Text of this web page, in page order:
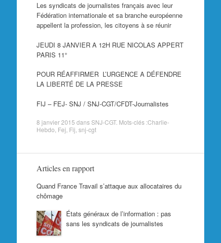
Les syndicats de journalistes français avec leur
Fédération internationale et sa branche européenne
appellent la profession, les citoyens à se réunir
JEUDI 8 JANVIER A 12H RUE NICOLAS APPERT
PARIS 11°
POUR RÉAFFIRMER L’URGENCE A DÉFENDRE
LA LIBERTÉ DE LA PRESSE
FIJ – FEJ- SNJ / SNJ-CGT/CFDT-Journalistes
8 janvier 2015 dansSNJ-CGT. Mots-clés :Charlie-
Hebdo Fej Fij snj-cgt
Articles en rapport
Quand France Travail s’attaque aux allocataires du
chômage
États généraux de l’information : pas
sans les syndicats de journalistes